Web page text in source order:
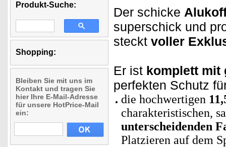
Produkt-Suche:
Shopping:
Bleiben Sie mit uns im
Kontakt und tragen Sie
hier Ihre E-Mail-Adresse
für unsere HotPrice-Mail
ein:
Der schicke
superschick und
steckt voller
Er ist komplett mit
perfekten Schutz
die hochwertigen
charakteristischen,
unterscheidenden
Platzieren auf dem